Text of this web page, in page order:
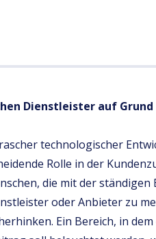
Dienstleister auf
technologischer
Rolle in der
die mit der
oder Anbieter zu
Ein Bereich, in